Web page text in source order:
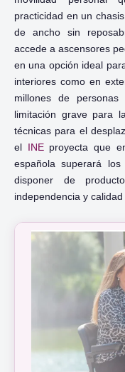
practicidad en un
de ancho sin
accede a ascensores
en una opción ideal
interiores como en
millones de
limitación grave para
técnicas para el
el INEproyecta que
española superará
disponer de
independencia y calidad